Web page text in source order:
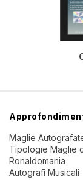
Maglie
Tipologie Maglie
Ronaldomania
Autografi Musicali